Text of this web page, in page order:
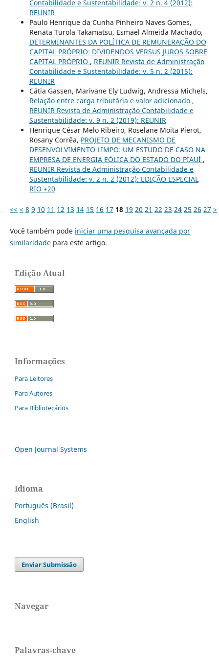
Contabilidade e Sustentabilidade: v. 2 n. 4 (2012):
REUNIR
Paulo Henrique da Cunha Pinheiro Naves Gomes,
Renata Turola Takamatsu, Esmael Almeida Machado,
DETERMINANTES DA POLÍTICA DE REMUNERAÇÃO DO
CAPITAL PRÓPRIO: DIVIDENDOS VERSUS JUROS SOBRE
CAPITAL PRÓPRIO , REUNIR Revista de Administração
Contabilidade e Sustentabilidade: v. 5 n. 2 (2015):
REUNIR
Cátia Gassen, Marivane Ely Ludwig, Andressa Michels,
Relação entre carga tributária e valor adicionado ,
REUNIR Revista de Administração Contabilidade e
Sustentabilidade: v. 9 n. 2 (2019): REUNIR
Henrique César Melo Ribeiro, Roselane Moita Pierot,
Rosany Corrêa, PROJETO DE MECANISMO DE
DESENVOLVIMENTO LIMPO: UM ESTUDO DE CASO NA
EMPRESA DE ENERGIA EÓLICA DO ESTADO DO PIAUÍ ,
REUNIR Revista de Administração Contabilidade e
Sustentabilidade: v. 2 n. 2 (2012): EDIÇÃO ESPECIAL
RIO +20
<< < 8 9 10 11 12 13 14 15 16 17 18 19 20 21 22 23 24 25 26 27 >
Você também pode iniciar uma pesquisa avançada por
similaridadepara este artigo.
Edição Atual
Informações
Para Leitores
Para Autores
Para Bibliotecários
Open Journal Systems
Idioma
Português (Brasil)
English
Enviar Submissão
Navegar
Palavras-chave